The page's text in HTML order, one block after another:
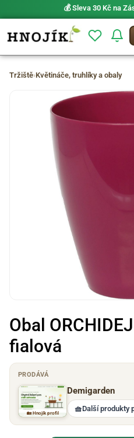
💰 Sleva 30 Kč na
Tržiště›Květináče, truhlíky a obaly
Obal
fialová
PRODÁVÁ
🏡 Hnojík profil
Demigarden
🧺Další produkty